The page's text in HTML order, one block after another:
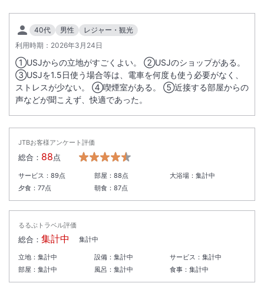
加工・調理の過程において提供する食品にアレルギー物質が微量に混入
する可能性がございます。
また、ビュッフェ形式の特性上、ご使用いただく菜箸・トング等の共有
があること、
食器等の洗浄も同一の場所、同一の洗浄機で行っております関係上、ア
レルゲンの混入を完全に防ぐことができません。
そのため、お客様の安全を最優先に考え、食物アレルギーをお持ちのお
客様用メニューの作成、
お食事に使用している食材のアレルゲンに関する情報の回答や表記を控
えさせていただいております。
ご自身で最終的な喫食のご判断をお願い申し上げます。
レトルトなど)・食器類のお持ち込みが可能です。
お持ち込みされる場合は予めご予約時にお申し付け下さい。
◆対象宿泊日
2027年1月6日（水）
40代 男性
レジャー・観光
利用時期： 2026年3月24日
①USJからの立地がすごくよい。 ②USJのショップがある。
③USJを1.5日使う場合等は、電車を何度も使う必要がなく、
ストレスが少ない。 ④喫煙室がある。 ⑤近接する部屋からの
声などが聞こえず、快適であった。
JTBお客様アンケート評価
総合： 88点
サービス： 89点 部屋： 88点 大浴場：集計中
夕食： 77点 朝食： 87点
るるぶトラベル評価
総合： 集計中 集計中
立地： 集計中 設備： 集計中 サービス：集計中
部屋： 集計中 風呂： 集計中 食事：集計中